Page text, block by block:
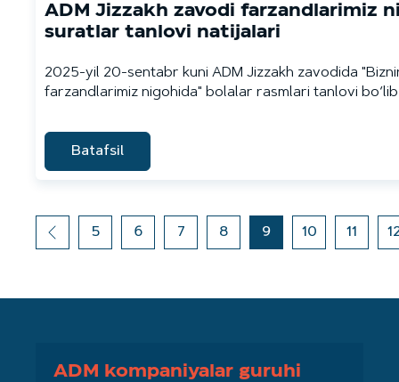
ADM Jizzakh zavodi farzandlarimiz
suratlar tanlovi natijalari
2025-yil 20-sentabr kuni ADM Jizzakh zavodida
farzandlarimiz nigohida" bolalar rasmlari tanlovi bo‘lib
Batafsil
5 6 7 8 9 10 11
ADM kompaniyalar guruhi